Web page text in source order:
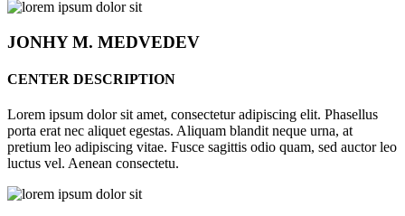
JONHYM. MEDVEDEV
CENTER DESCRIPTION
Lorem ipsum dolor sit amet, consectetur adipiscing elit. Phasellus
porta erat nec aliquet egestas. Aliquam blandit neque urna, at
pretium leo adipiscing vitae. Fusce sagittis odio quam, sed auctor leo
luctus vel. Aenean consectetu.